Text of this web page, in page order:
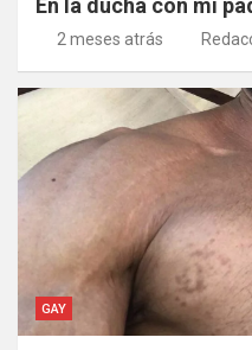
En la ducha con mi
2 meses atrás
GAY